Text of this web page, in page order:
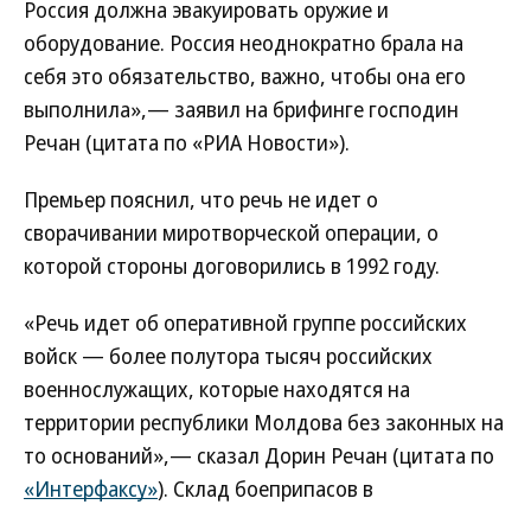
Россия должна эвакуировать оружие и
оборудование. Россия неоднократно брала на
себя это обязательство, важно, чтобы она его
выполнила»,— заявил на брифинге господин
Речан (цитата по «РИА Новости»).
Премьер пояснил, что речь не идет о
сворачивании миротворческой операции, о
которой стороны договорились в 1992 году.
«Речь идет об оперативной группе российских
войск — более полутора тысяч российских
военнослужащих, которые находятся на
территории республики Молдова без законных на
то оснований»,— сказал Дорин Речан (цитата по
«Интерфаксу»). Склад боеприпасов в